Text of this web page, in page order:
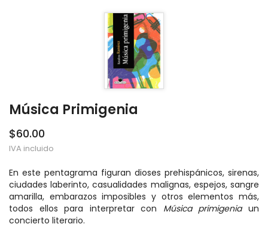
Música Primigenia
$60.00
IVA incluido
En este pentagrama figuran dioses prehispánicos, sirenas,
ciudades laberinto, casualidades malignas, espejos, sangre
amarilla, embarazos imposibles y otros elementos más,
todos ellos para interpretar con Música primigeniaun
concierto literario.